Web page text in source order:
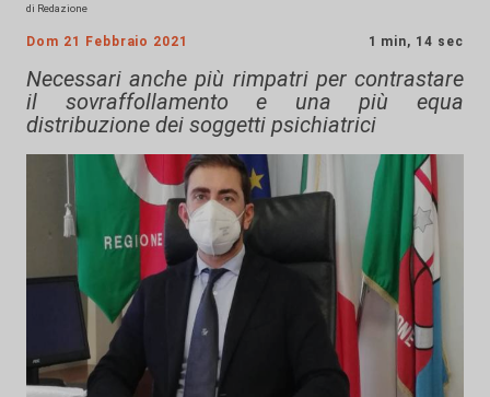
di Redazione
Dom 21 Febbraio 2021 1 min, 14 sec
Necessari anche più rimpatri per contrastare
il sovraffollamento e una più equa
distribuzione dei soggetti psichiatrici